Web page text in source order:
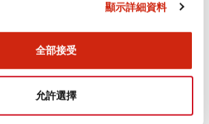
顯示詳細資料
全部接受
允許選擇
使用說明書 CAD檔